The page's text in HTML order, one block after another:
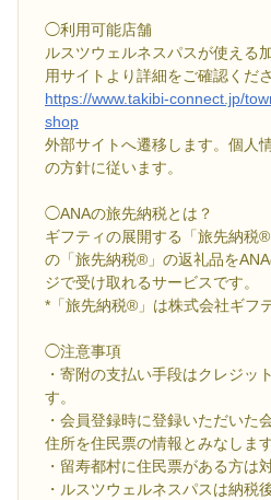
◯利用可能店舗
ルスツウェルネスパスが使える
用サイトより詳細をご確認くださ
https://www.takibi-connect.jp/
shop
外部サイトへ遷移します。個人
の方針に従います。
◯ANAの旅先納税とは？
ギフティの展開する「旅先納税
の「旅先納税®」の返礼品を
ジで受け取れるサービスです。
*「旅先納税®」は株式会社ギフ
◯注意事項
・寄附の支払い手段はクレジッ
す。
・会員登録時に登録いただいた
住所を住民票の情報とみなします
・留寿都村に住民票がある方は
・ルスツウェルネスパスは納税